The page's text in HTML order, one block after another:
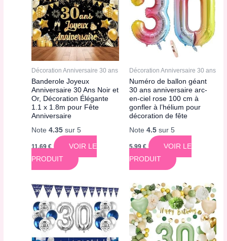
Décoration Anniversaire 30 ans
Banderole Joyeux
Anniversaire 30 Ans Noir et
Or, Décoration Élégante
1.1 x 1.8m pour Fête
Anniversaire
Note4.35 sur 5
11,69€
VOIR LE
PRODUIT
Décoration Anniversaire 30 ans
Numéro de ballon géant
30 ans anniversaire arc-
en-ciel rose 100 cm à
gonfler à l’hélium pour
décoration de fête
Note 4.5sur 5
5,99 €
VOIR LE
PRODUIT